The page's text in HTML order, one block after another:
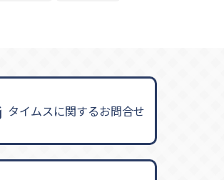
タイムスに関するお問合せ